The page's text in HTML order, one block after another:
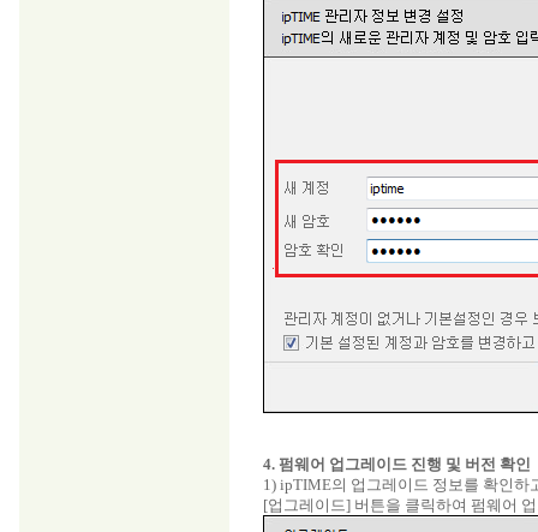
4. 펌웨어 업그레이드 진행 및 버전 확인
1) ipTIME의 업그레이드 정보를 확인
[업그레이드] 버튼을 클릭하여 펌웨어